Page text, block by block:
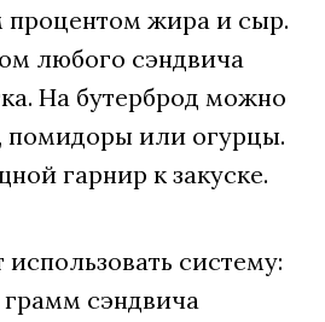
процентом жира и сыр.
любого сэндвича
На бутерброд можно
помидоры или огурцы.
гарнир к закуске.
систему:
грамм сэндвича